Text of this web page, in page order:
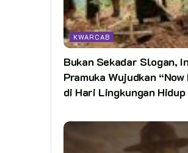
KWARCAB
Bukan Sekadar Slogan,
Pramuka Wujudkan
di Hari Lingkungan